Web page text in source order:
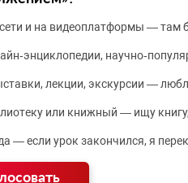
и на видеоплатформы — там
лекции, экскурсии —
или книжный — ищу
— если урок закончился, я